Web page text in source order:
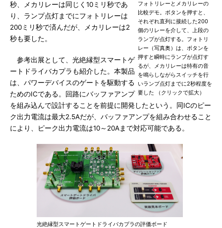
フォトリレーとメカリレーの
比較デモ。ボタンを押すと、
それぞれ直列に接続した200
個のリレーを介して、上段の
ランプが点灯する。フォトリ
レー（写真奥）は、ボタンを
押すと瞬時にランプが点灯す
るが、メカリレーは特有の音
を鳴らしながらスイッチを行
いランプ点灯までに2秒程度を
要した （クリックで拡大）
秒、メカリレーは同じく10ミリ秒であ
り、ランプ点灯までにフォトリレーは
200ミリ秒で済んだが、メカリレーは2
秒も要した。
参考出展として、光絶縁型スマートゲ
ートドライバカプラも紹介した。本製品
は、パワーデバイスのゲートを駆動する
ためのICである。回路にバッファアンプ
を組み込んで設計することを前提に開発したという。同ICのピー
ク出力電流は最大2.5Aだが、バッファアンプを組み合わせること
により、ピーク出力電流は10～20Aまで対応可能である。
光絶縁型スマートゲートドライバカプラの評価ボード